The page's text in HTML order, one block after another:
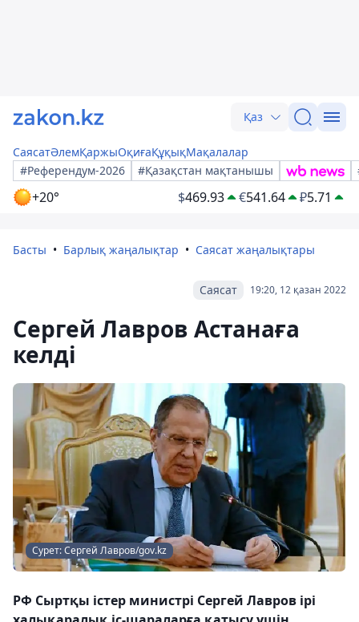
Қаз
СаясатӘлемҚаржыОқиғаҚұқықМақалалар
#Референдум-2026
#Қазақстан мақтанышы
+20° $469.93 €541.64 ₽5.71
Басты Барлық жаңалықтар Саясат жаңалықтары
19:20, 12 қазан 2022
Саясат
Сергей Лавров Астанаға
келді
Сурет: Сергей Лавров/gov.kz
РФ Сыртқы істер министрі Сергей Лавров ірі